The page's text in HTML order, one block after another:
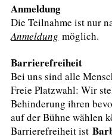
Anmeldung
Die Teilnahme ist nur
Anmeldung möglich.
Barrierefreiheit
Bei uns sind alle
Freie Platzwahl: Wir
Behinderung ihren
auf der Bühne wählen
Barrierefreiheit ist